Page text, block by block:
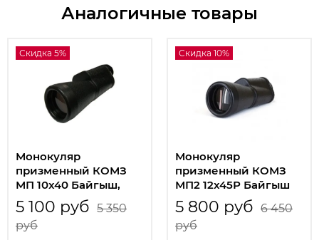
Аналогичные товары
Скидка 5%
Монокуляр
призменный КОМЗ
МП 10x40 Байгыш,
черный
5 100 руб 5 350
руб
Скидка 10%
Монокуляр
призменный КОМЗ
МП2 12x45Р Байгыш
5 800 руб 6 450
руб